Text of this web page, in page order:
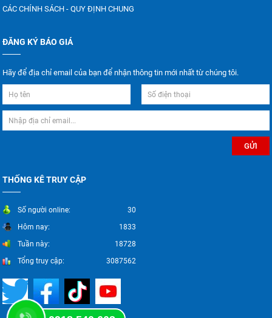
CÁC CHÍNH SÁCH - QUY ĐỊNH CHUNG
ĐĂNG KÝ BÁO GIÁ
Hãy để địa chỉ email của bạn để nhận thông tin mới nhất từ chúng tôi.
THỐNG KÊ TRUY CẬP
Số người online:
30
Hôm nay:
1833
Tuần này:
18728
Tổng truy cập:
3087562